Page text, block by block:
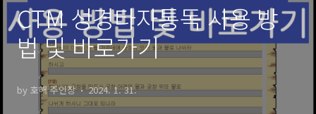
CTM 성경타자통독 사용 방
법 및 바로가기
by 호해 주인장 2024. 1. 31.